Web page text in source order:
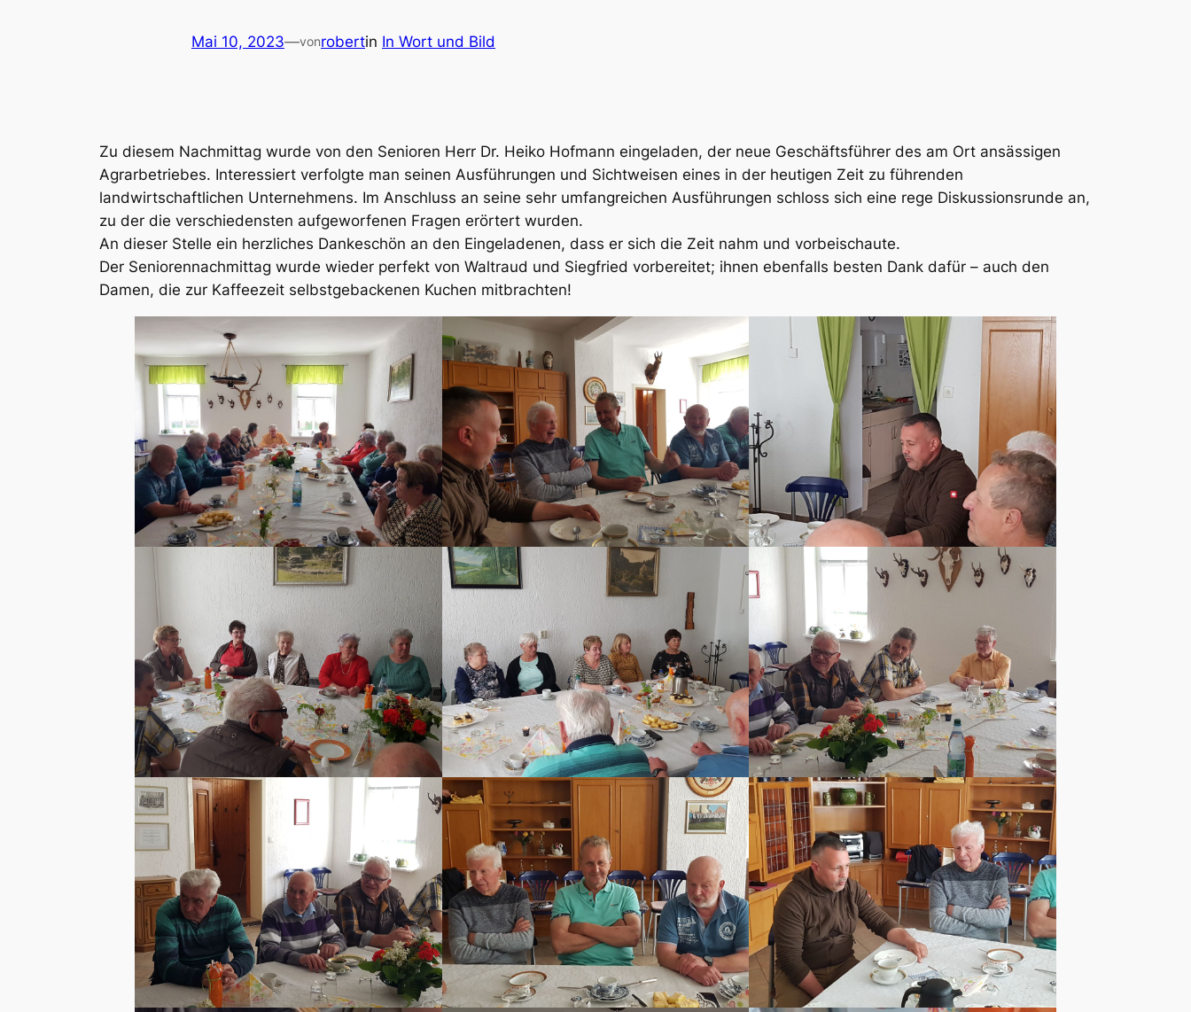
Mai 10, 2023—vonrobertin In Wort und Bild
Zu diesem Nachmittag wurde von den Senioren Herr Dr. Heiko Hofmann eingeladen, der neue Geschäftsführer des am Ort ansässigen
Agrarbetriebes. Interessiert verfolgte man seinen Ausführungen und Sichtweisen eines in der heutigen Zeit zu führenden
landwirtschaftlichen Unternehmens. Im Anschluss an seine sehr umfangreichen Ausführungen schloss sich eine rege Diskussionsrunde an,
zu der die verschiedensten aufgeworfenen Fragen erörtert wurden.
An dieser Stelle ein herzliches Dankeschön an den Eingeladenen, dass er sich die Zeit nahm und vorbeischaute.
Der Seniorennachmittag wurde wieder perfekt von Waltraud und Siegfried vorbereitet; ihnen ebenfalls besten Dank dafür – auch den
Damen, die zur Kaffeezeit selbstgebackenen Kuchen mitbrachten!